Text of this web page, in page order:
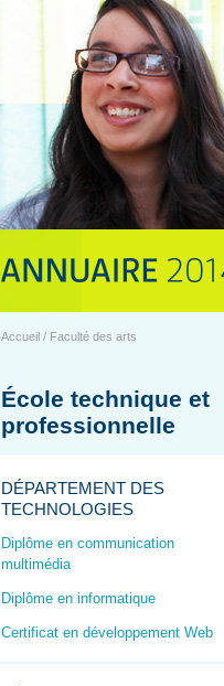
Accueil / Faculté des arts
École technique et
professionnelle
DÉPARTEMENT DES
TECHNOLOGIES
Diplôme en communication
multimédia
Diplôme en informatique
Certificat en développement Web